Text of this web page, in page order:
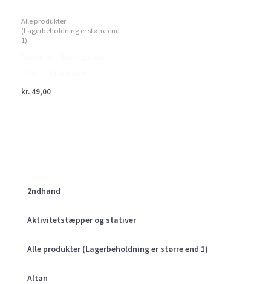
2ndhand
Aktivitetstæpper og stativer
Alle produkter (Lagerbeholdning er større end 1)
Altan
Alle produkter
(Lagerbeholdning er større end
1)
kr. 49,00